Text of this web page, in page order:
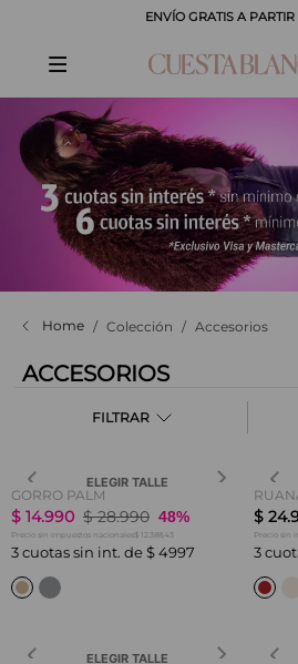
ENVÍO GRATIS A
Colección Accesorios
ACCESORIOS
FILTRAR
ELEGIR TALLE
GORRO PALM
$ 14.990 $ 28.990 48%
Precio sin impuestos nacionales$ 12.388,43
3 cuotas sin int. de $ 4997
$ 24.
Precio sin
3
ELEGIR TALLE